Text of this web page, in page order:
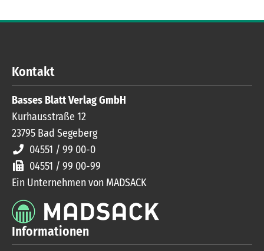
Kontakt
Basses Blatt Verlag GmbH
Kurhausstraße 12
23795 Bad Segeberg
04551 / 99 00-0
04551 / 99 00-99
Ein Unternehmen von MADSACK
Informationen